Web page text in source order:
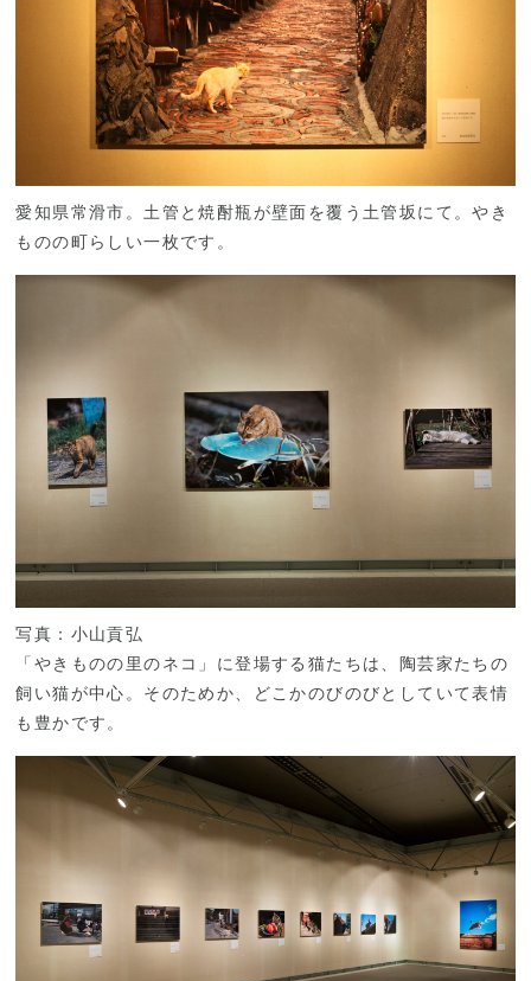
愛知県常滑市。土管と焼酎瓶が壁面を覆う土管坂にて。やき
ものの町らしい一枚です。
写真：小山貢弘
「やきものの里のネコ」に登場する猫たちは、陶芸家たちの
飼い猫が中心。そのためか、どこかのびのびとしていて表情
も豊かです。